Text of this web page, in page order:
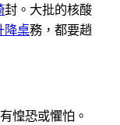
封。大批的核酸
降桌務，都要趙
惶恐或懼怕。